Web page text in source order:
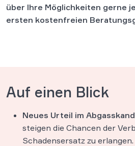
über Ihre Möglichkeiten gerne
ersten kostenfreien
Auf einen Blick
Neues Urteil im
steigen die Chancen der
Schadensersatz zu erlangen.